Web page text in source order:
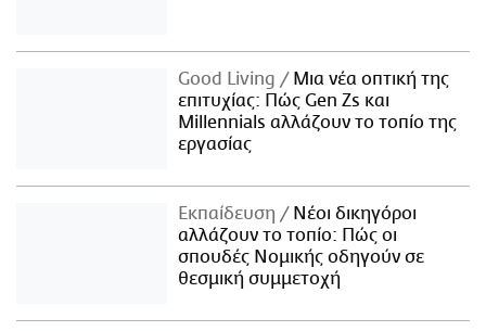
Good Living
Μια νέα οπτική της
επιτυχίας: Πώς Gen Zs και
Millennials αλλάζουν το τοπίο της
εργασίας
Εκπαίδευση
Νέοι δικηγόροι
αλλάζουν το τοπίο: Πώς οι
σπουδές Νομικής οδηγούν σε
θεσμική συμμετοχή